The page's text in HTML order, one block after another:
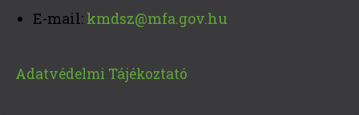
E-mail: kmdsz@mfa.gov.hu
Adatvédelmi Tájékoztató